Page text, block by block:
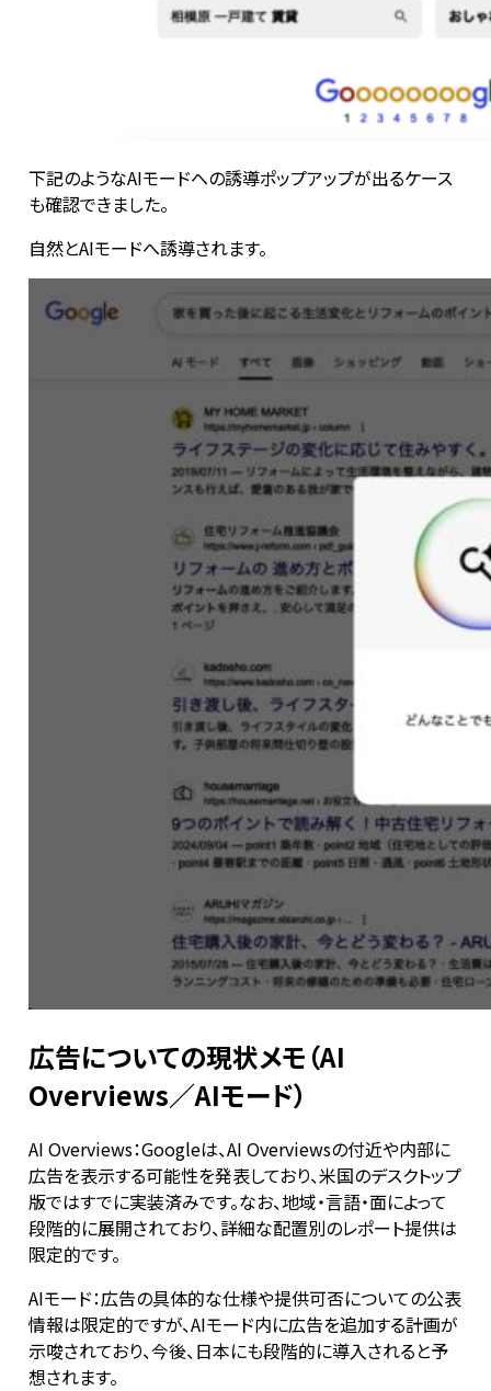
下記のようなAIモードへの誘導ポップアップが出るケース
も確認できました。
自然とAIモードへ誘導されます。
広告についての現状メモ（AI
Overviews／AIモード）
AI Overviews：Googleは、AI Overviewsの付近や内部に
広告を表示する可能性を発表しており、米国のデスクトップ
版ではすでに実装済みです。なお、地域・言語・面によって
段階的に展開されており、詳細な配置別のレポート提供は
限定的です。
AIモード：広告の具体的な仕様や提供可否についての公表
情報は限定的ですが、AIモード内に広告を追加する計画が
示唆されており、今後、日本にも段階的に導入されると予
想されます。